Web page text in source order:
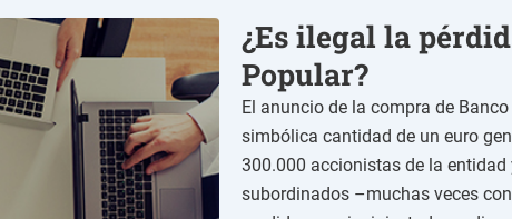
e
s
*
t
a
m
i
n
t
o
¿Es ilegal la
Popular?
El anuncio de la compra de
simbólica cantidad de un euro
300.000 accionistas de la
subordinados –muchas veces